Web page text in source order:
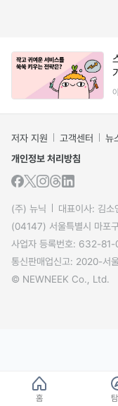
저자 지원 고객센터 뉴
개인정보 처리방침
(주) 뉴닉
대표이사: 김소
(04147) 서울특별시 마포
사업자 등록번호: 632-81-
통신판매업신고: 2020-서
© NEWNEEK Co., Ltd.
홈